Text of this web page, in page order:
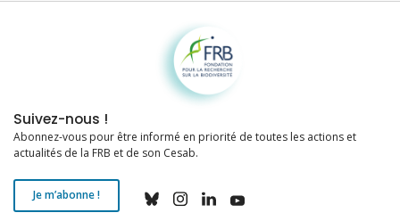
Fondation pour la recherche sur la biodiversité
Suivez-nous !
Abonnez-vous pour être informé en priorité de toutes les actions et
actualités de la FRB et de son Cesab.
Je m’abonne !